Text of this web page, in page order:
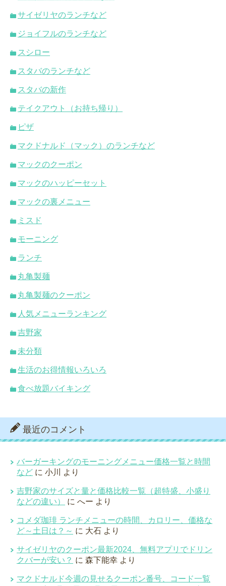
サイゼリヤのランチなど
ジョイフルのランチなど
スシロー
スタバのランチなど
スタバの新作
テイクアウト（お持ち帰り）
ピザ
マクドナルド（マック）のランチなど
マックのクーポン
マックのハッピーセット
マックの裏メニュー
ミスド
モーニング
ランチ
丸亀製麺
丸亀製麺のクーポン
人気メニューランキング
吉野家
未分類
生活のお得情報いろいろ
食べ放題バイキング
最近のコメント
バーガーキングのモーニングメニュー価格一覧と時間
など に 小川 より
吉野家のサイズと量と価格比較一覧（超特盛、小盛り
などの違い）
に へー より
コメダ珈琲 ランチメニューの時間、カロリー、価格な
ど～土日は？～ に 大石 より
サイゼリヤのクーポン最新2024、無料アプリでドリン
クバーが安い？ に 森下能幸 より
マクドナルド今週の見せるクーポン番号、コード一覧